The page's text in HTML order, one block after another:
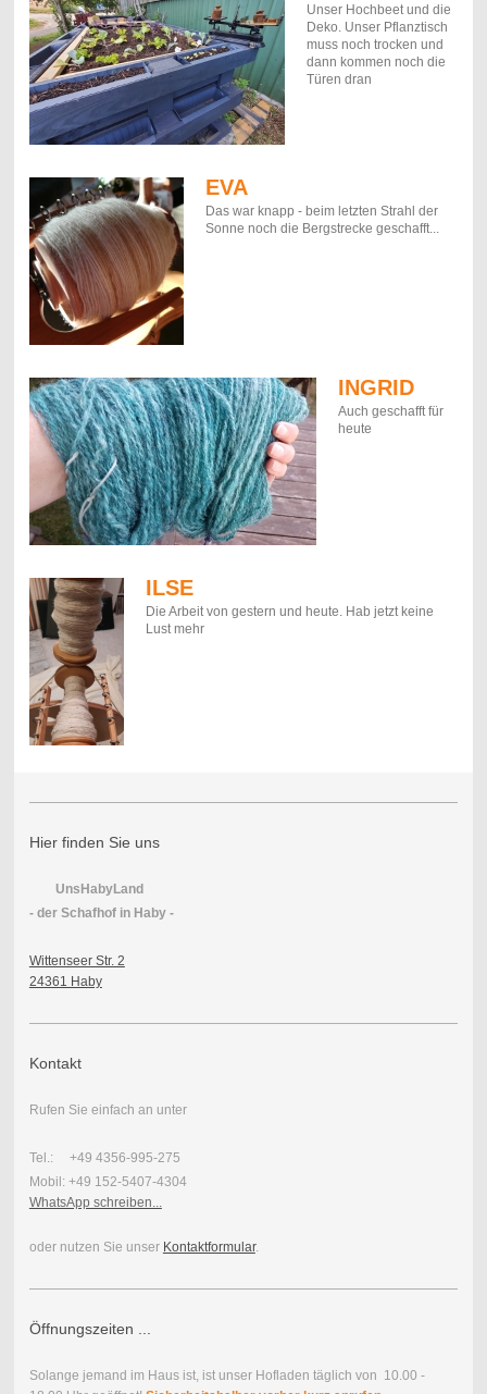
Unser Hochbeet und die
Deko. Unser Pflanztisch
muss noch trocken und
dann kommen noch die
Türen dran
EVA
Das war knapp - beim letzten Strahl der
Sonne noch die Bergstrecke geschafft...
INGRID
Auch geschafft für
heute
ILSE
Die Arbeit von gestern und heute. Hab jetzt keine
Lust mehr
Hier finden Sie uns
UnsHabyLand
- der Schafhof in Haby -
Wittenseer Str. 2
24361 Haby
Kontakt
Rufen Sie einfach an unter
Tel.: +49 4356-995-275
Mobil: +49 152-5407-4304
WhatsApp schreiben...
oder nutzen Sie unser Kontaktformular.
Öffnungszeiten ...
Solange jemand im Haus ist, ist unser Hofladen täglich von 10.00 -